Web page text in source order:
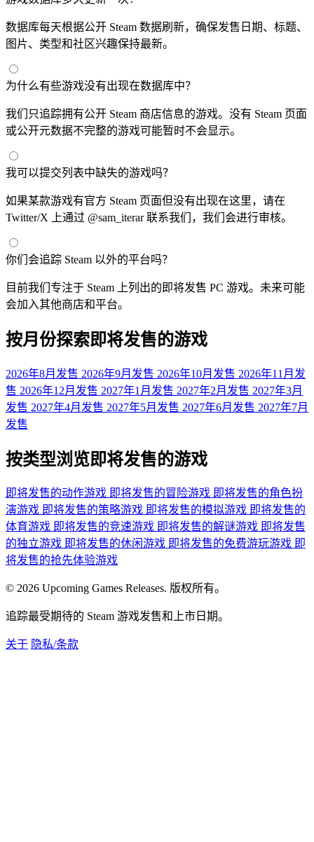
数据库每天根据公开 Steam 数据刷新，确保发售日期、标题、
图片、类型和社区兴趣保持最新。
为什么有些游戏没有出现在数据库中？
我们只追踪拥有公开 Steam 商店信息的游戏。没有 Steam 页面
或公开元数据不完整的游戏可能暂时不会显示。
我可以提交列表中缺失的游戏吗？
如果某款游戏有官方 Steam 页面但没有出现在这里，请在
Twitter/X 上通过 @sam_iterar 联系我们，我们会进行审核。
你们会追踪 Steam 以外的平台吗？
目前我们专注于 Steam 上列出的即将发售 PC 游戏。未来可能
会加入其他商店和平台。
按月份探索即将发售的游戏
2026年8月发售 2026年9月发售 2026年10月发售 2026年11月发
售 2026年12月发售 2027年1月发售 2027年2月发售 2027年3月
发售 2027年4月发售 2027年5月发售 2027年6月发售 2027年7月
发售
按类型浏览即将发售的游戏
即将发售的动作游戏 即将发售的冒险游戏 即将发售的角色扮
演游戏 即将发售的策略游戏 即将发售的模拟游戏 即将发售的
体育游戏 即将发售的竞速游戏 即将发售的解谜游戏 即将发售
的独立游戏 即将发售的休闲游戏 即将发售的免费游玩游戏 即
将发售的抢先体验游戏
© 2026 Upcoming Games Releases. 版权所有。
追踪最受期待的 Steam 游戏发售和上市日期。
关于 隐私/条款